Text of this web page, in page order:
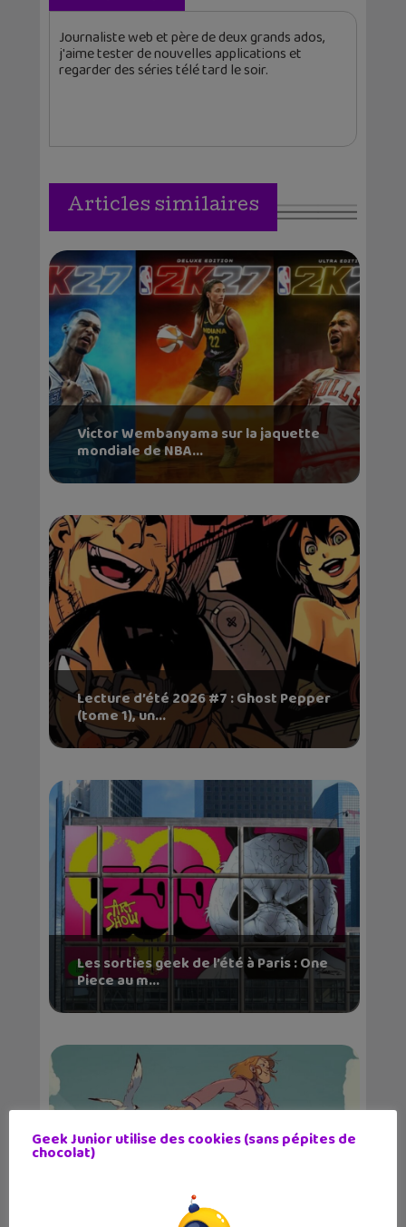
Journaliste web et père de deux grands ados,
j'aime tester de nouvelles applications et
regarder des séries télé tard le soir.
Articles similaires
Victor Wembanyama sur la jaquette
mondiale de NBA...
Lecture d’été 2026 #7 : Ghost Pepper
(tome 1), un...
Les sorties geek de l’été à Paris : One
Piece au m...
Geek Junior utilise des cookies (sans pépites de
chocolat)